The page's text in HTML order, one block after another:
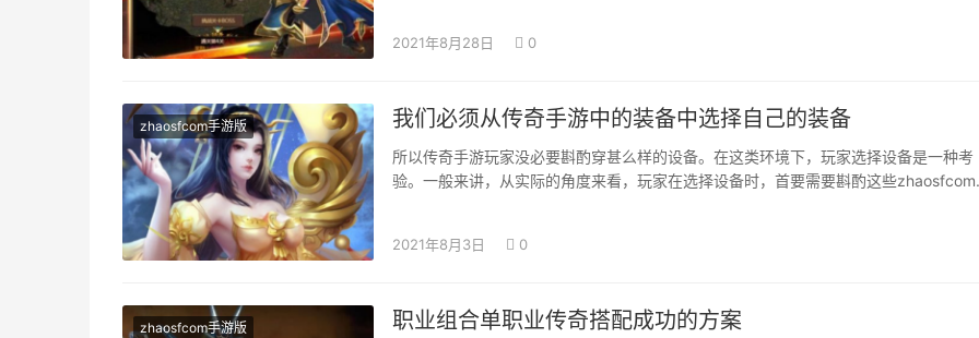
2021年8月28日 0
zhaosfcom手游版 我们必须从传奇手游中的装备中选择自己的装备
所以传奇手游玩家没必要斟酌穿甚么样的设备。在这类环境下，玩家选择设备是一种考
验。一般来讲，从实际的角度来看，玩家在选择设备时，首要需要斟酌这些zhaosfcom
2021年8月3日 0
zhaosfcom手游版 职业组合单职业传奇搭配成功的方案